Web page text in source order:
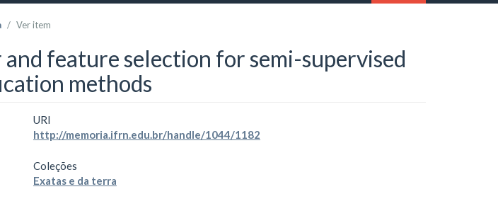
Ver item
feature selection for semi-supervised
methods
URI
http://memoria.ifrn.edu.br/handle/1044/1182
Coleções
Exatas e da terra